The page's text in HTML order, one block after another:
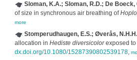
Sloman, K.A.; Sloman, R.D.; De Boeck,
of size in synchronous air breathing of
more
Stomperudhaugen, E.S.; Øverås,
allocation in Hediste diversicolorexposed to
dx.doi.org/10.1080/15287390802539178,